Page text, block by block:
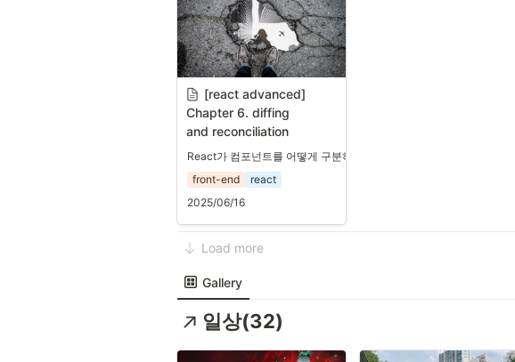
[react advanced]
Chapter 6. diffing
and reconciliation
React가 컴포넌트를 어떻게 구분하고, 언제 다시 그릴지 결정할까.
front-end
react
2025/06/16
Load more
Gallery
일상(32)